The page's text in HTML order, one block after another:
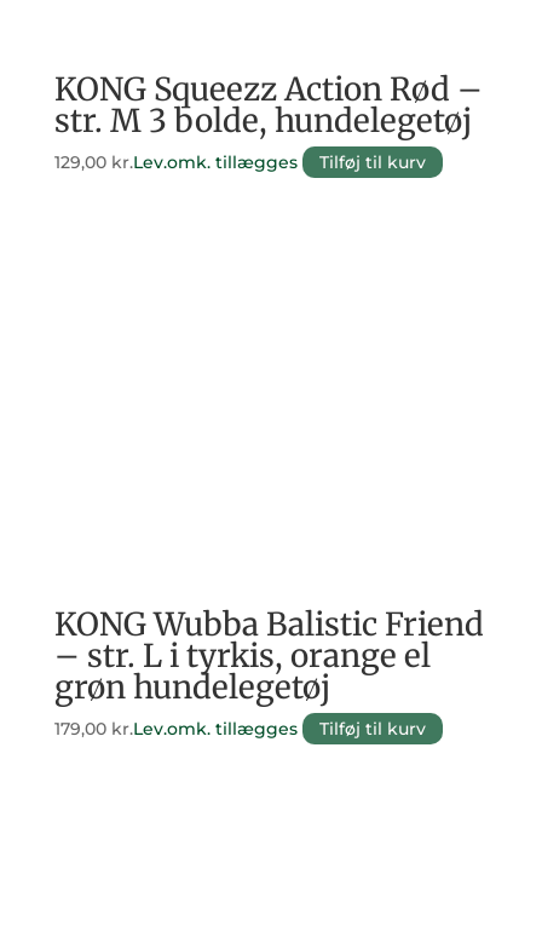
KONG Squeezz Action Rød –
str. M 3 bolde, hundelegetøj
129,00 kr.Lev.omk. tillægges Tilføj til kurv
KONG Wubba Balistic Friend
– str. L i tyrkis, orange el
grøn hundelegetøj
179,00 kr.Lev.omk. tillægges Tilføj til kurv